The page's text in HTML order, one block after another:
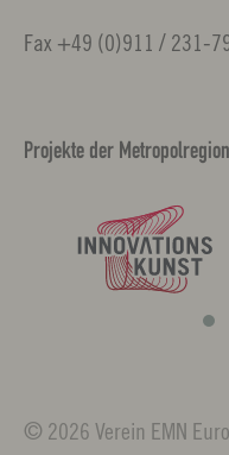
Fax +49 (0)911 / 231-
Projekte der
© 2026 Verein EMN